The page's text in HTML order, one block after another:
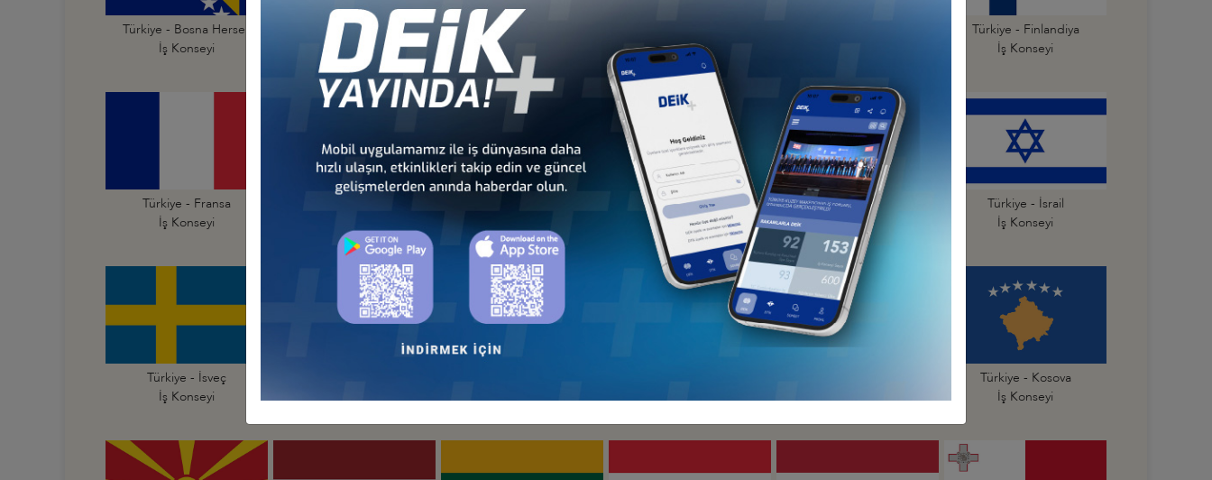
Türkiye - Bosna Hersek
İş Konseyi
Türkiye - Bulgaristan
İş Konseyi
Türkiye - Çekya
İş Konseyi
İş Konseyi
Türkiye - Finlandiya
İş Konseyi
Türkiye - Fransa
İş Konseyi
Türkiye - İrlanda
İş Konseyi
Türkiye - İspanya
İş Konseyi
Türkiye - İsrail
İş Konseyi
Türkiye - İsveç
İş Konseyi
İş Konseyi
İş Konseyi
İş Konseyi
İş Konseyi
Türkiye - Kosova
İş Konseyi